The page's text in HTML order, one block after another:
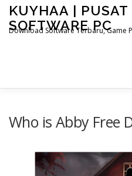
Skip
content
KUYHAA |
SOFTWARE PC
Download Software Terbaru, Game
OTHER PAGES
Who is Abby Free